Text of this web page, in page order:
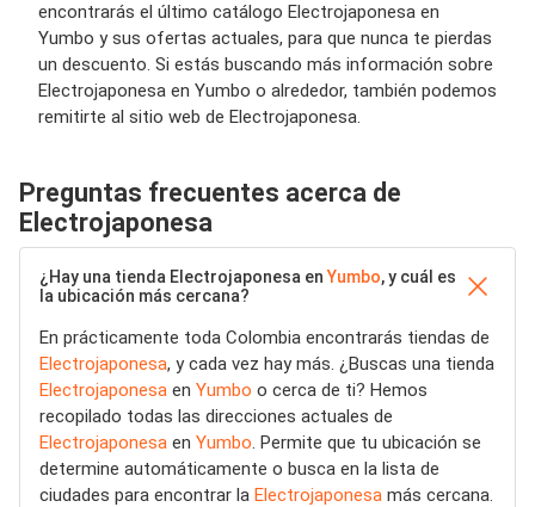
encontrarás el último catálogo Electrojaponesa en
Yumbo y sus ofertas actuales, para que nunca te pierdas
un descuento. Si estás buscando más información sobre
Electrojaponesa en Yumbo o alrededor, también podemos
remitirte al sitio web de Electrojaponesa.
Preguntas frecuentes acerca de
Electrojaponesa
¿Hay una tienda Electrojaponesa enYumbo, y cuál es
la ubicación más cercana?
En prácticamente toda Colombia encontrarás tiendas de
Electrojaponesa, y cada vez hay más. ¿Buscas una tienda
Electrojaponesa en Yumbo o cerca de ti? Hemos
recopilado todas las direcciones actuales de
Electrojaponesa en Yumbo. Permite que tu ubicación se
determine automáticamente o busca en la lista de
ciudades para encontrar la Electrojaponesa más cercana.